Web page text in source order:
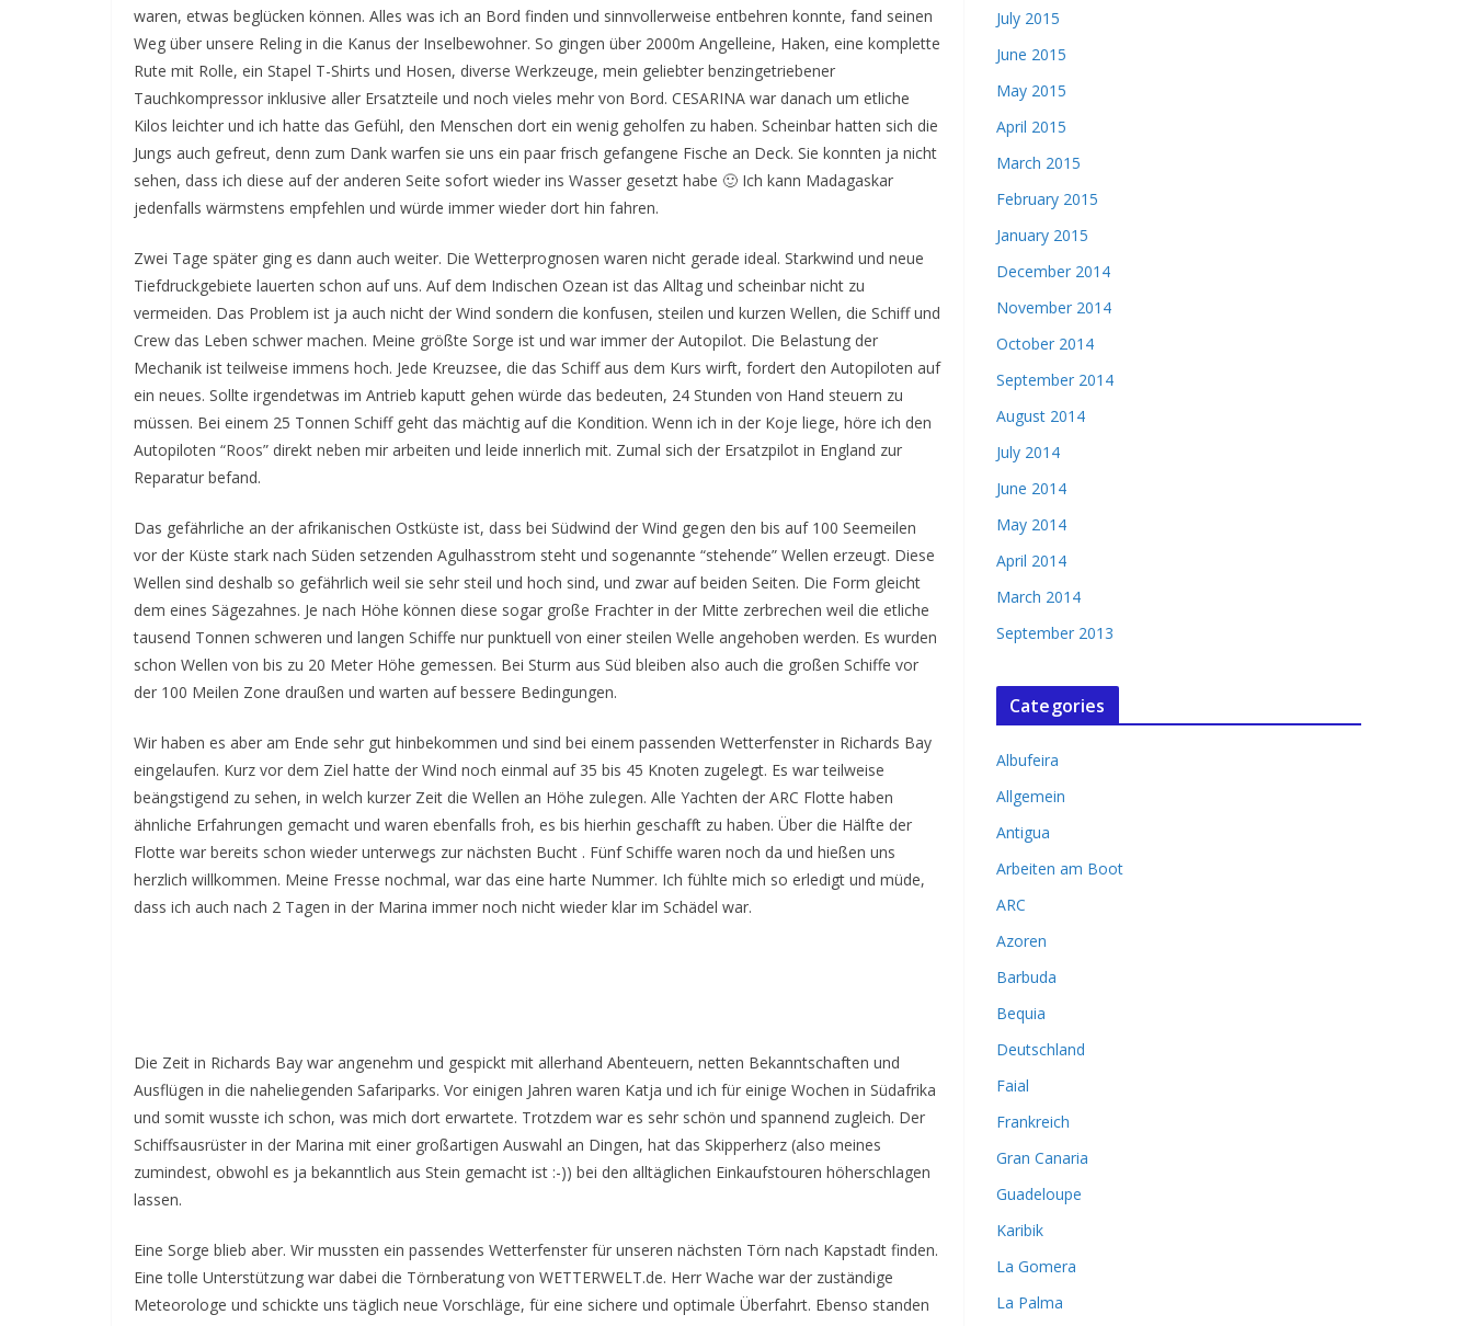
waren, etwas beglücken können. Alles was ich an Bord finden und sinnvollerweise entbehren konnte, fand seinen
Weg über unsere Reling in die Kanus der Inselbewohner. So gingen über 2000m Angelleine, Haken, eine komplette
Rute mit Rolle, ein Stapel T-Shirts und Hosen, diverse Werkzeuge, mein geliebter benzingetriebener
Tauchkompressor inklusive aller Ersatzteile und noch vieles mehr von Bord. CESARINA war danach um etliche
Kilos leichter und ich hatte das Gefühl, den Menschen dort ein wenig geholfen zu haben. Scheinbar hatten sich die
Jungs auch gefreut, denn zum Dank warfen sie uns ein paar frisch gefangene Fische an Deck. Sie konnten ja nicht
sehen, dass ich diese auf der anderen Seite sofort wieder ins Wasser gesetzt habe 🙂 Ich kann Madagaskar
jedenfalls wärmstens empfehlen und würde immer wieder dort hin fahren.
Zwei Tage später ging es dann auch weiter. Die Wetterprognosen waren nicht gerade ideal. Starkwind und neue
Tiefdruckgebiete lauerten schon auf uns. Auf dem Indischen Ozean ist das Alltag und scheinbar nicht zu
vermeiden. Das Problem ist ja auch nicht der Wind sondern die konfusen, steilen und kurzen Wellen, die Schiff und
Crew das Leben schwer machen. Meine größte Sorge ist und war immer der Autopilot. Die Belastung der
Mechanik ist teilweise immens hoch. Jede Kreuzsee, die das Schiff aus dem Kurs wirft, fordert den Autopiloten auf
ein neues. Sollte irgendetwas im Antrieb kaputt gehen würde das bedeuten, 24 Stunden von Hand steuern zu
müssen. Bei einem 25 Tonnen Schiff geht das mächtig auf die Kondition. Wenn ich in der Koje liege, höre ich den
Autopiloten “Roos” direkt neben mir arbeiten und leide innerlich mit. Zumal sich der Ersatzpilot in England zur
Reparatur befand.
Das gefährliche an der afrikanischen Ostküste ist, dass bei Südwind der Wind gegen den bis auf 100 Seemeilen
vor der Küste stark nach Süden setzenden Agulhasstrom steht und sogenannte “stehende” Wellen erzeugt. Diese
Wellen sind deshalb so gefährlich weil sie sehr steil und hoch sind, und zwar auf beiden Seiten. Die Form gleicht
dem eines Sägezahnes. Je nach Höhe können diese sogar große Frachter in der Mitte zerbrechen weil die etliche
tausend Tonnen schweren und langen Schiffe nur punktuell von einer steilen Welle angehoben werden. Es wurden
schon Wellen von bis zu 20 Meter Höhe gemessen. Bei Sturm aus Süd bleiben also auch die großen Schiffe vor
der 100 Meilen Zone draußen und warten auf bessere Bedingungen.
Wir haben es aber am Ende sehr gut hinbekommen und sind bei einem passenden Wetterfenster in Richards Bay
eingelaufen. Kurz vor dem Ziel hatte der Wind noch einmal auf 35 bis 45 Knoten zugelegt. Es war teilweise
beängstigend zu sehen, in welch kurzer Zeit die Wellen an Höhe zulegen. Alle Yachten der ARC Flotte haben
ähnliche Erfahrungen gemacht und waren ebenfalls froh, es bis hierhin geschafft zu haben. Über die Hälfte der
Flotte war bereits schon wieder unterwegs zur nächsten Bucht . Fünf Schiffe waren noch da und hießen uns
herzlich willkommen. Meine Fresse nochmal, war das eine harte Nummer. Ich fühlte mich so erledigt und müde,
dass ich auch nach 2 Tagen in der Marina immer noch nicht wieder klar im Schädel war.
Die Zeit in Richards Bay war angenehm und gespickt mit allerhand Abenteuern, netten Bekanntschaften und
Ausflügen in die naheliegenden Safariparks. Vor einigen Jahren waren Katja und ich für einige Wochen in Südafrika
und somit wusste ich schon, was mich dort erwartete. Trotzdem war es sehr schön und spannend zugleich. Der
Schiffsausrüster in der Marina mit einer großartigen Auswahl an Dingen, hat das Skipperherz (also meines
zumindest, obwohl es ja bekanntlich aus Stein gemacht ist :-)) bei den alltäglichen Einkaufstouren höherschlagen
lassen.
Eine Sorge blieb aber. Wir mussten ein passendes Wetterfenster für unseren nächsten Törn nach Kapstadt finden.
Eine tolle Unterstützung war dabei die Törnberatung von WETTERWELT.de. Herr Wache war der zuständige
Meteorologe und schickte uns täglich neue Vorschläge, für eine sichere und optimale Überfahrt. Ebenso standen
July 2015
June 2015
May 2015
April 2015
March 2015
February 2015
January 2015
December 2014
November 2014
October 2014
September 2014
August 2014
July 2014
June 2014
May 2014
April 2014
March 2014
September 2013
Categories
Albufeira
Allgemein
Antigua
Arbeiten am Boot
ARC
Azoren
Barbuda
Bequia
Deutschland
Faial
Frankreich
Gran Canaria
Guadeloupe
Karibik
La Gomera
La Palma